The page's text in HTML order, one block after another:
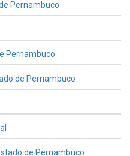
Pernambuco
Pernambuco
de Pernambuco
de Pernambuco